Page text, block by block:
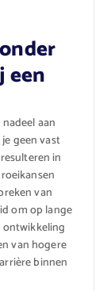
een
aan
geen vast
in
van
om op lange
van hogere
binnen